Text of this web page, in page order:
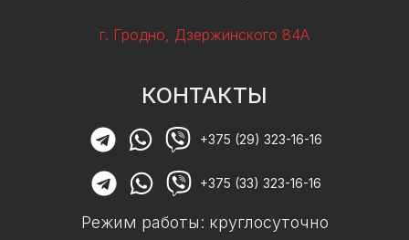
г. Гродно, Дзержинского 84А
КОНТАКТЫ
+375 (29) 323-16-16
+375 (33) 323-16-16
Режим работы: круглосуточно